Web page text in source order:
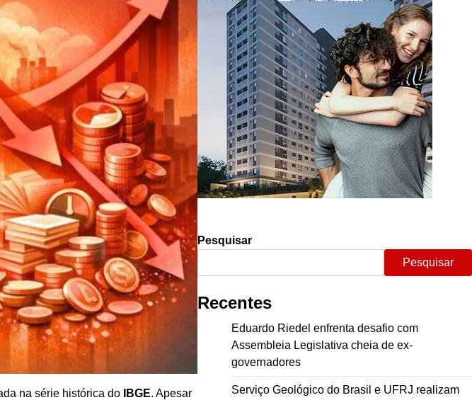
na série histórica do IBGE. Apesar
Pesquisar
Pesquisar
Recentes
Eduardo Riedel enfrenta desafio com
Assembleia Legislativa cheia de ex-
governadores
Serviço Geológico do Brasil e UFRJ realizam